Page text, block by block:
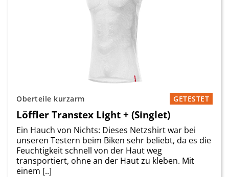
Oberteile kurzarm GETESTET
Löffler Transtex Light + (Singlet)
Ein Hauch von Nichts: Dieses Netzshirt war bei
unseren Testern beim Biken sehr beliebt, da es die
Feuchtigkeit schnell von der Haut weg
transportiert, ohne an der Haut zu kleben. Mit
einem [..]